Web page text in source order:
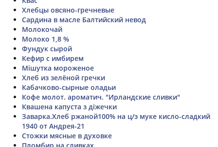
Хлебцы овсяно-гречневые
Сардина в масле Балтийский невод
Молокочай
Молоко 1,8 %
Фундук сырой
Кефир с имбирем
Мішутка мороженое
Хлеб из зелёной гречки
Кабачково-сырные оладьи
Кофе молот. ароматич. "Ирландские сливки"
Квашена капуста з діжечки
Заварка.Хлеб ржаной100% на ц/з муке кисло-сладкий
1940 от Андрея-21
Стожки мясные в духовке